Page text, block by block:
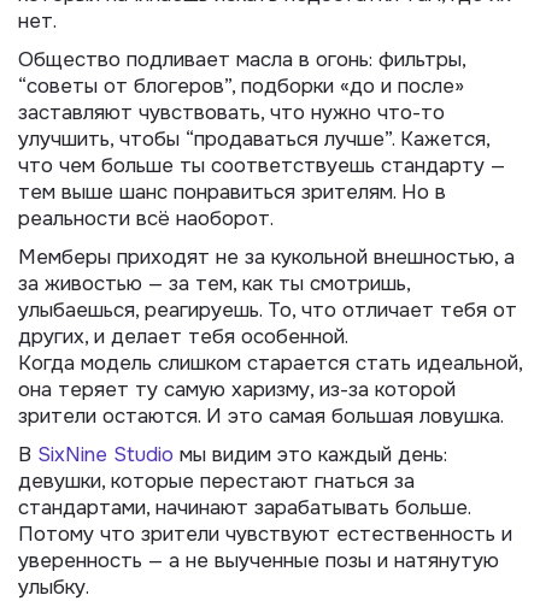
нет.
Общество подливает масла в огонь: фильтры,
“советы от блогеров”, подборки «до и после»
заставляют чувствовать, что нужно что-то
улучшить, чтобы “продаваться лучше”. Кажется,
что чем больше ты соответствуешь стандарту —
тем выше шанс понравиться зрителям. Но в
реальности всё наоборот.
Мемберы приходят не за кукольной внешностью, а
за живостью — за тем, как ты смотришь,
улыбаешься, реагируешь. То, что отличает тебя от
других, и делает тебя особенной.
Когда модель слишком старается стать идеальной,
она теряет ту самую харизму, из-за которой
зрители остаются. И это самая большая ловушка.
В SixNine Studio мы видим это каждый день:
девушки, которые перестают гнаться за
стандартами, начинают зарабатывать больше.
Потому что зрители чувствуют естественность и
уверенность — а не выученные позы и натянутую
улыбку.